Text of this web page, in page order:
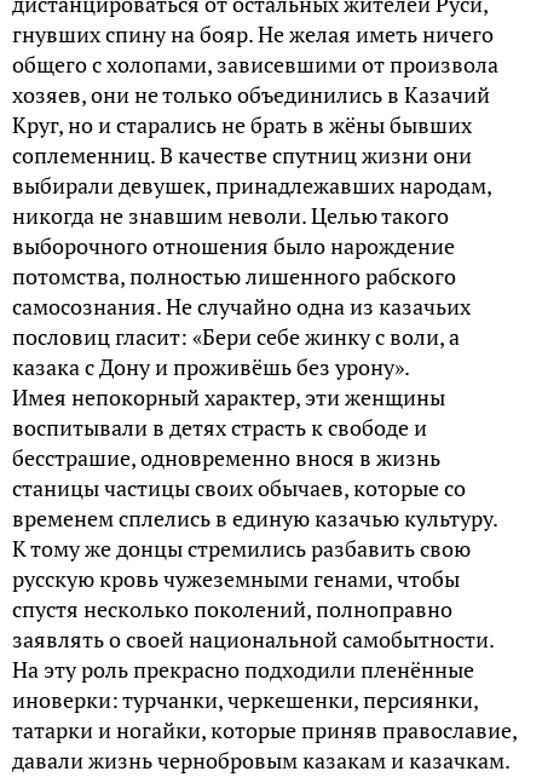
гнувших спину на бояр. Не желая иметь ничего
общего с холопами, зависевшими от произвола
хозяев, они не только объединились в Казачий
Круг, но и старались не брать в жёны бывших
соплеменниц. В качестве спутниц жизни они
выбирали девушек, принадлежавших народам,
никогда не знавшим неволи. Целью такого
выборочного отношения было нарождение
потомства, полностью лишенного рабского
самосознания. Не случайно одна из казачьих
пословиц гласит: «Бери себе жинку с воли, а
казака с Дону и проживёшь без урону».
Имея непокорный характер, эти женщины
воспитывали в детях страсть к свободе и
бесстрашие, одновременно внося в жизнь
станицы частицы своих обычаев, которые со
временем сплелись в единую казачью культуру.
К тому же донцы стремились разбавить свою
русскую кровь чужеземными генами, чтобы
спустя несколько поколений, полноправно
заявлять о своей национальной самобытности.
На эту роль прекрасно подходили пленённые
иноверки: турчанки, черкешенки, персиянки,
татарки и ногайки, которые приняв православие,
давали жизнь чернобровым казакам и казачкам.